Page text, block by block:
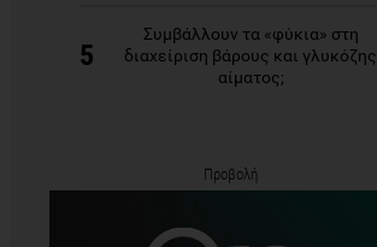
5
Συμβάλλουν τα «φύκια» στη
διαχείριση βάρους και γλυκόζης
αίματος;
Προβολή